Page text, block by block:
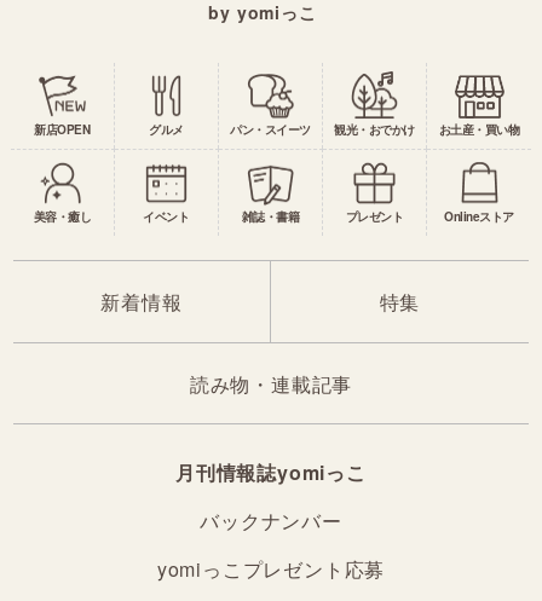
by yomiっこ
新店OPEN グルメ パン・スイーツ 観光・おでかけ お土産・買い物
美容・癒し イベント 雑誌・書籍 プレゼント Onlineストア
新着情報 特集
読み物・連載記事
月刊情報誌yomiっこ
バックナンバー
yomiっこプレゼント応募